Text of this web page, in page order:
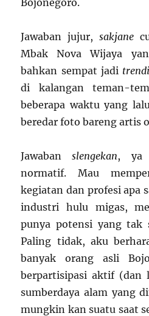
Bojonegoro.
Jawaban jujur,sakjane
Mbak Nova Wijaya
bahkan sempat jadi
di kalangan teman-
beberapa waktu yang
beredar foto bareng artis
Jawabanslengekan, ya
normatif. Mau
kegiatan dan profesi apa
industri hulu migas,
punya potensi yang
Paling tidak, aku
banyak orang asli
berpartisipasi aktif (dan
sumberdaya alam yang
mungkin kan suatu saat